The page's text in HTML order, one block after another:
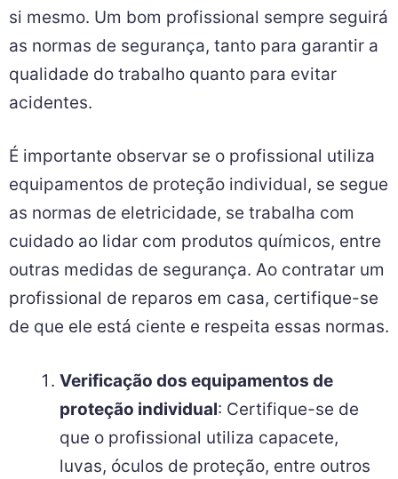
si mesmo. Um bom profissional sempre seguirá
as normas de segurança, tanto para garantir a
qualidade do trabalho quanto para evitar
acidentes.
É importante observar se o profissional utiliza
equipamentos de proteção individual, se segue
as normas de eletricidade, se trabalha com
cuidado ao lidar com produtos químicos, entre
outras medidas de segurança. Ao contratar um
profissional de reparos em casa, certifique-se
de que ele está ciente e respeita essas normas.
Verificação dos equipamentos de
proteção individual: Certifique-se de
que o profissional utiliza capacete,
luvas, óculos de proteção, entre outros